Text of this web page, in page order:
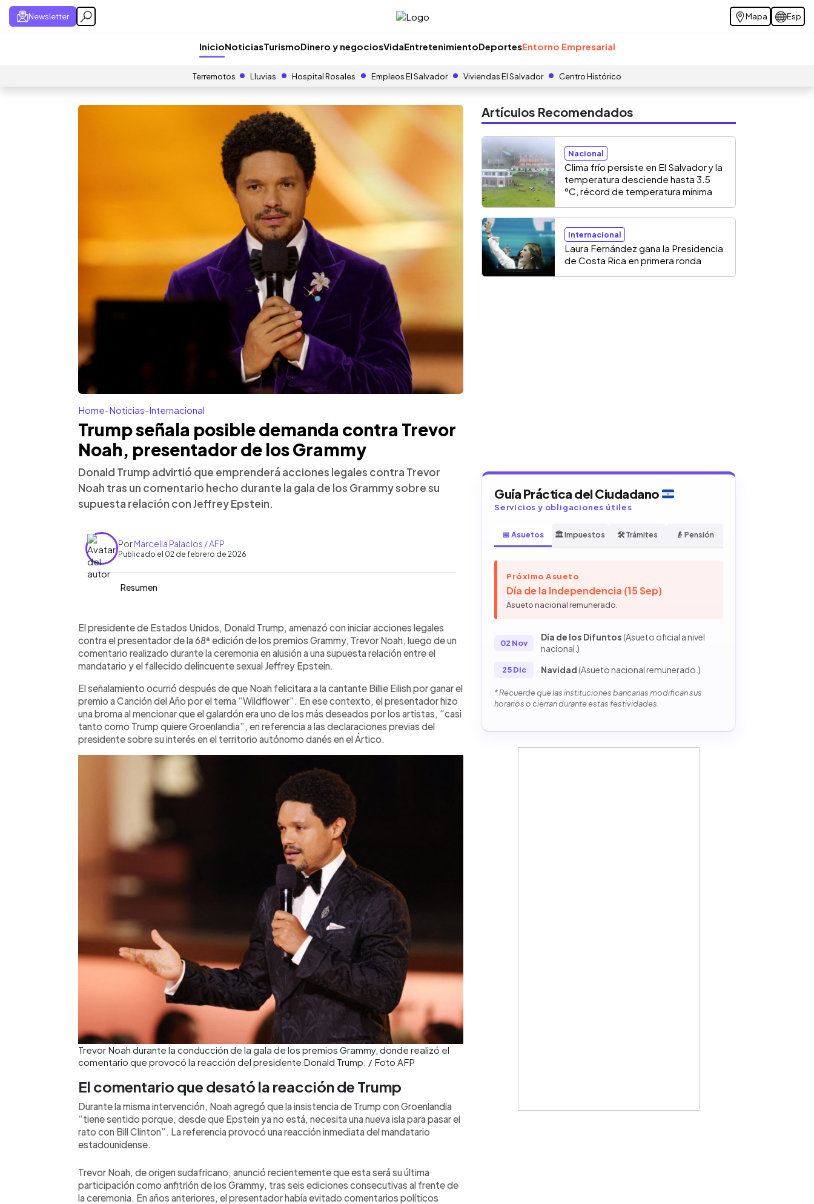
Newsletter Mapa Esp
InicioNoticiasTurismoDinero y negociosVidaEntretenimientoDeportesEntorno Empresarial
Terremotos Lluvias Hospital Rosales Empleos El Salvador Viviendas El Salvador Centro Histórico
Home-Noticias-Internacional
Trump señala posible demanda contra Trevor
Noah, presentador de los Grammy
Donald Trump advirtió que emprenderá acciones legales contra Trevor
Noah tras un comentario hecho durante la gala de los Grammy sobre su
supuesta relación con Jeffrey Epstein.
PorMarcella Palacios / AFP
Publicado el 02 de febrero de 2026
Resumen
Escuchar artículo
Donald Trump dijo que emprenderá acciones legales contra Trevor Noah,
presentador de la 68ª edición de los premios Grammy, tras un comentario
realizado durante la ceremonia sobre una supuesta relación entre el
mandatario y Jeffrey Epstein. El comentario ocurrió luego de que Noah
una broma relacionada con Groenlandia y Epstein. Tras la gala, Trump
respondió en su red social Truth Social, negó haber estado en la isla de
Epstein, calificó el comentario como falso y anunció que enviará a sus
abogados para demandar al presentador.
El presidente de Estados Unidos, Donald Trump, amenazó con iniciar acciones legales
contra el presentador de la 68ª edición de los premios Grammy, Trevor Noah, luego de un
comentario realizado durante la ceremonia en alusión a una supuesta relación entre el
mandatario y el fallecido delincuente sexual Jeffrey Epstein.
El señalamiento ocurrió después de que Noah felicitara a la cantante Billie Eilish por ganar el
premio a Canción del Año por el tema “Wildflower”. En ese contexto, el presentador hizo
una broma al mencionar que el galardón era uno de los más deseados por los artistas, “casi
tanto como Trump quiere Groenlandia”, en referencia a las declaraciones previas del
presidente sobre su interés en el territorio autónomo danés en el Ártico.
Trevor Noah durante la conducción de la gala de los premios Grammy, donde realizó el
comentario que provocó la reacción del presidente Donald Trump. / Foto AFP
El comentario que desató la reacción de Trump
Durante la misma intervención, Noah agregó que la insistencia de Trump con Groenlandia
“tiene sentido porque, desde que Epstein ya no está, necesita una nueva isla para pasar el
rato con Bill Clinton”. La referencia provocó una reacción inmediata del mandatario
estadounidense.
Trevor Noah, de origen sudafricano, anunció recientemente que esta será su última
participación como anfitrión de los Grammy, tras seis ediciones consecutivas al frente de
la ceremonia. En años anteriores, el presentador había evitado comentarios políticos
Artículos Recomendados
Nacional
Clima frío persiste en El Salvador y la
temperatura desciende hasta 3.5
°C, récord de temperatura mínima
Internacional
Laura Fernández gana la Presidencia
de Costa Rica en primera ronda
Guía Práctica del Ciudadano
Servicios y obligaciones útiles
📅 Asuetos 🏛️ Impuestos 🛠️ Trámites 👴 Pensión
Próximo Asueto
Día de la Independencia (15 Sep)
Asueto nacional remunerado.
02 Nov
Día de los Difuntos(Asueto oficial a nivel
nacional.)
25 Dic Navidad(Asueto nacional remunerado.)
* Recuerde que las instituciones bancarias modifican sus
horarios o cierran durante estas festividades.